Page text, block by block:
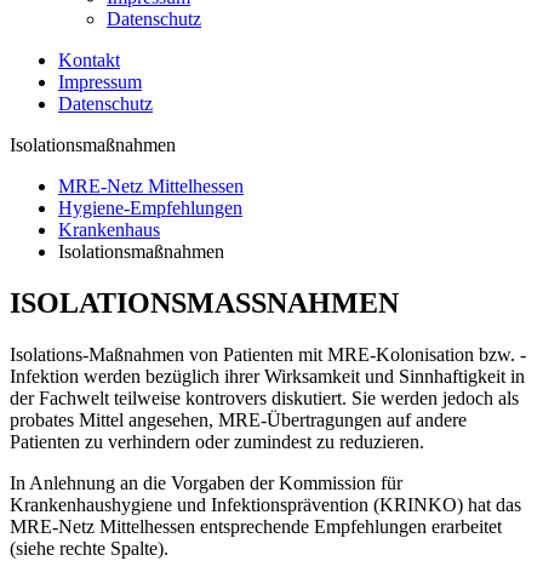
Datenschutz
Kontakt
Impressum
Datenschutz
Isolationsmaßnahmen
MRE-Netz Mittelhessen
Hygiene-Empfehlungen
Krankenhaus
Isolationsmaßnahmen
ISOLATIONSMASSNAHMEN
Isolations-Maßnahmen von Patienten mit MRE-Kolonisation bzw. -
Infektion werden bezüglich ihrer Wirksamkeit und Sinnhaftigkeit in
der Fachwelt teilweise kontrovers diskutiert. Sie werden jedoch als
probates Mittel angesehen, MRE-Übertragungen auf andere
Patienten zu verhindern oder zumindest zu reduzieren.
In Anlehnung an die Vorgaben der Kommission für
Krankenhaushygiene und Infektionsprävention (KRINKO) hat das
MRE-Netz Mittelhessen entsprechende Empfehlungen erarbeitet
(siehe rechte Spalte).